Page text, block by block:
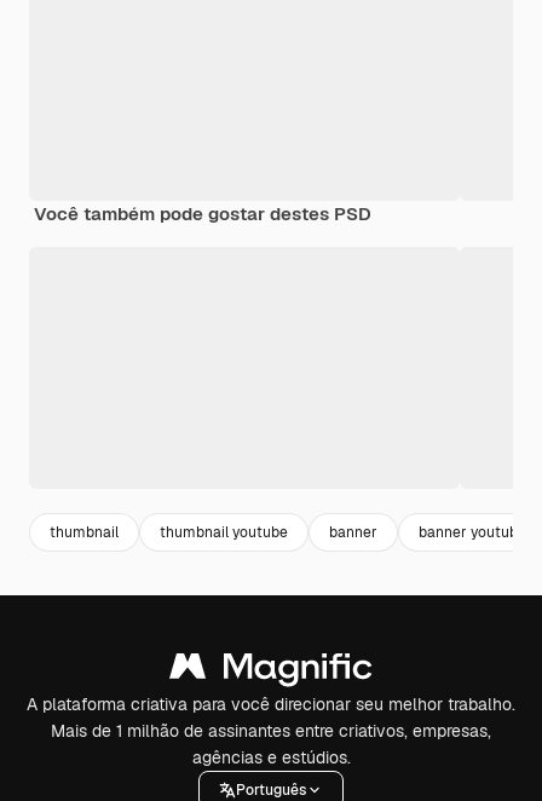
Você também pode gostar destes PSD
thumbnail thumbnail youtube banner banner youtube
A plataforma criativa para você direcionar seu melhor trabalho.
Mais de 1 milhão de assinantes entre criativos, empresas,
agências e estúdios.
Português